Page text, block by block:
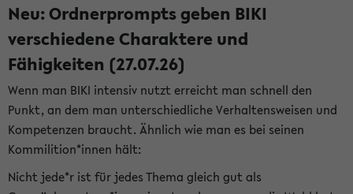
Neu: Ordnerprompts geben BIKI
verschiedene Charaktere und
Fähigkeiten (27.07.26)
Wenn man BIKI intensiv nutzt erreicht man schnell den
Punkt, an dem man unterschiedliche Verhaltensweisen und
Kompetenzen braucht. Ähnlich wie man es bei seinen
Kommilition*innen hält:
Nicht jede*r ist für jedes Thema gleich gut als